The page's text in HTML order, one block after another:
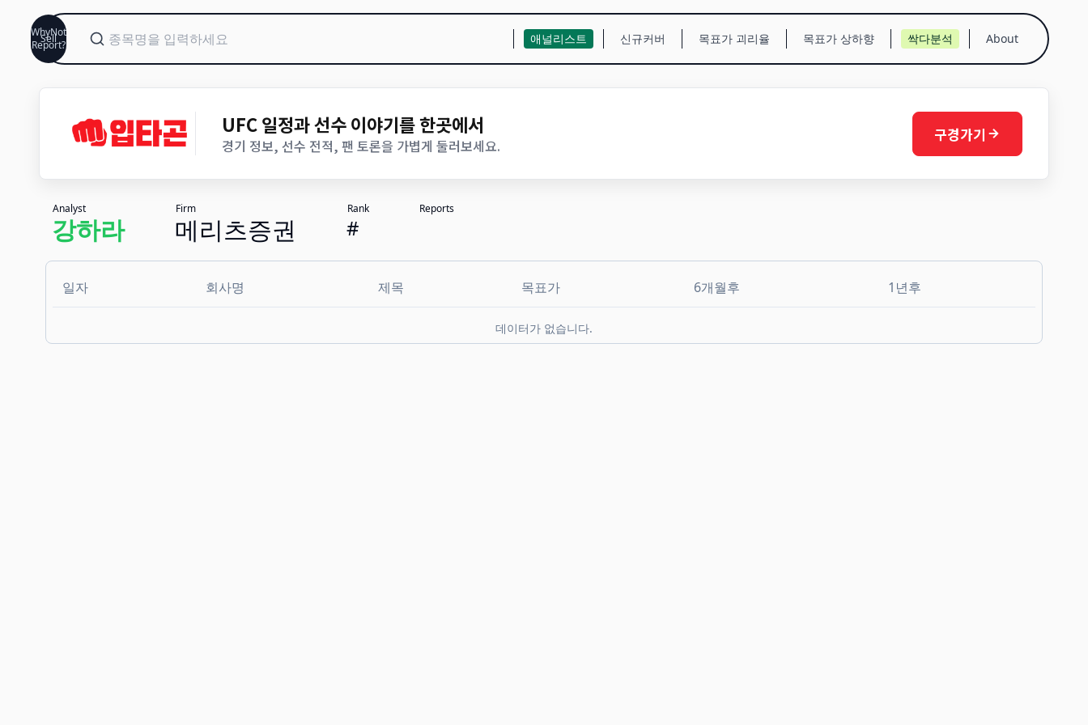
WhyNot
Sell
Report? 애널리스트 신규커버 목표가 괴리율 목표가 상하향 싹다분석 About
UFC 일정과 선수 이야기를 한곳에서
경기 정보, 선수 전적, 팬 토론을 가볍게 둘러보세요.
구경가기
Analyst
강하라
Firm
메리츠증권
Rank
#
Reports
데이터가 없습니다.
일자 회사명 제목 목표가 6개월후 1년후